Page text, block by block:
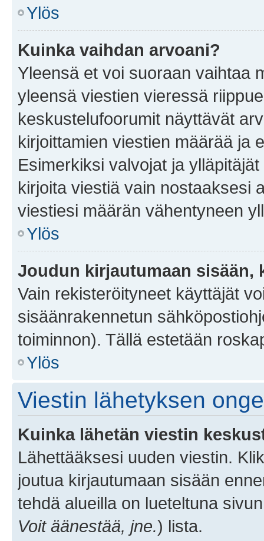
Ylös
Kuinka vaihdan arvoani?
Yleensä et voi suoraan vaihtaa
yleensä viestien vieressä
keskustelufoorumit näyttävät
kirjoittamien viestien määrää ja
Esimerkiksi valvojat ja
kirjoita viestiä vain nostaaksesi
viestiesi määrän vähentyneen
Ylös
Joudun kirjautumaan sisään,
Vain rekisteröityneet käyttäjät
sisäänrakennetun
toiminnon). Tällä estetään
Ylös
Viestin lähetyksen
Kuinka lähetän viestin
Lähettääksesi uuden viestin.
joutua kirjautumaan sisään
tehdä alueilla on lueteltuna
Voit äänestää, jne.) lista.